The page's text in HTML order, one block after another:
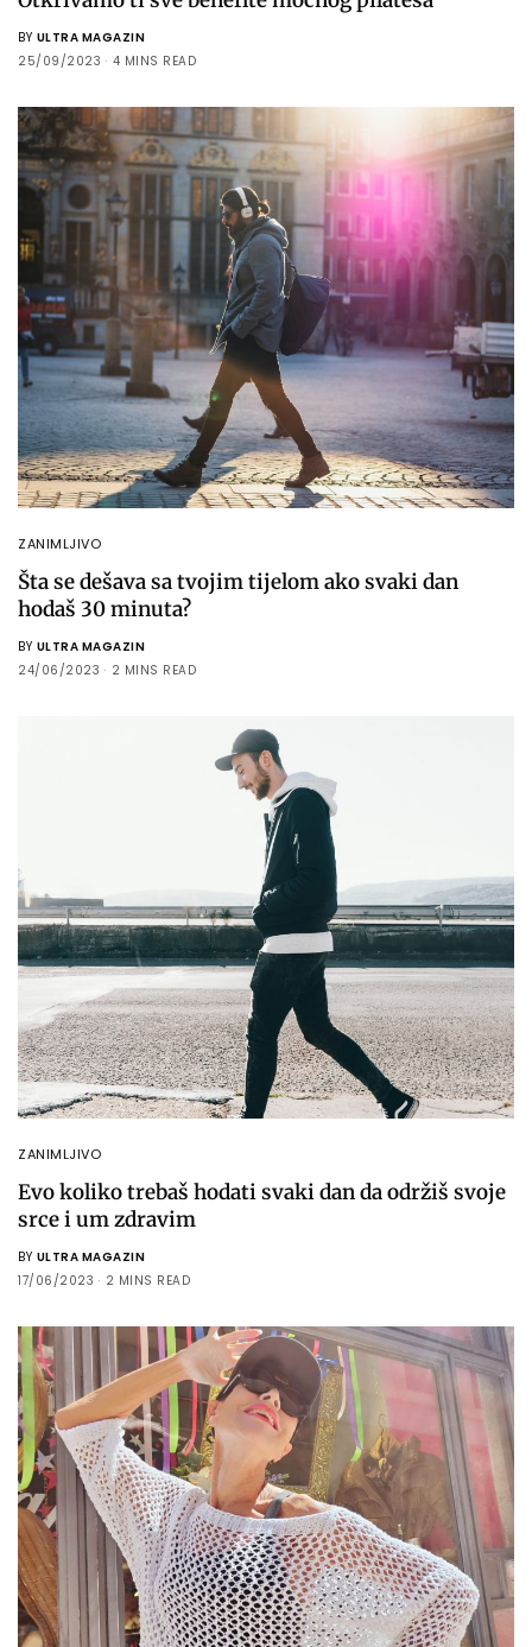
BY ULTRA MAGAZIN
25/09/2023
4 MINS READ
ZANIMLJIVO
Šta se dešava sa tvojim tijelom ako svaki dan
hodaš 30 minuta?
BY ULTRA MAGAZIN
24/06/2023
2 MINS READ
ZANIMLJIVO
Evo koliko trebaš hodati svaki dan da održiš svoje
srce i um zdravim
BY ULTRA MAGAZIN
17/06/2023
2 MINS READ